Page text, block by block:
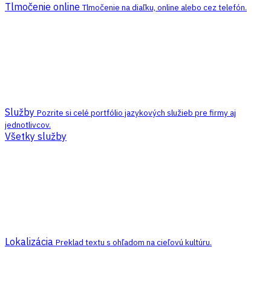
Tlmočenie online Tlmočenie na diaľku, online alebo cez telefón.
Služby Pozrite si celé portfólio jazykových služieb pre firmy aj
jednotlivcov.
Všetky služby
Lokalizácia Preklad textu s ohľadom na cieľovú kultúru.